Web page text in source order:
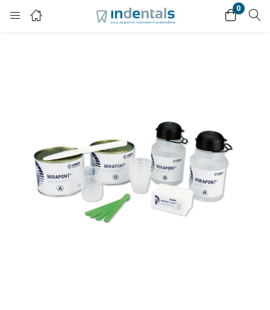
0
Login
Remember me Lost password?